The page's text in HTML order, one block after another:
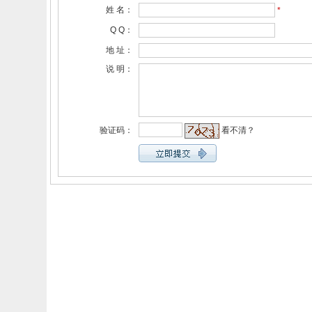
姓 名： *
Q Q：
地 址：
说 明：
验证码： 看不清？